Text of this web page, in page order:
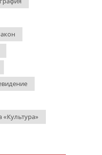
«Культура»